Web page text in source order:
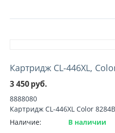
Картридж CL-446XL,
3 450руб.
8888080
Картридж CL-446XL Color
Наличие:
В наличии